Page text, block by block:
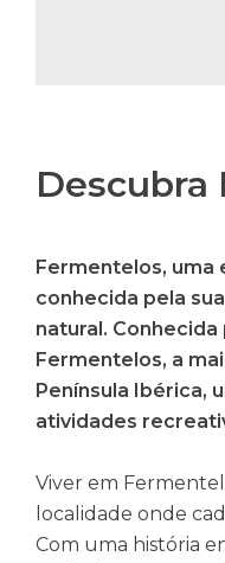
Descubra
Fermentelos, uma
conhecida pela
natural.
Fermentelos, a
Península Ibérica,
atividades
Viver em
localidade onde
Com uma história